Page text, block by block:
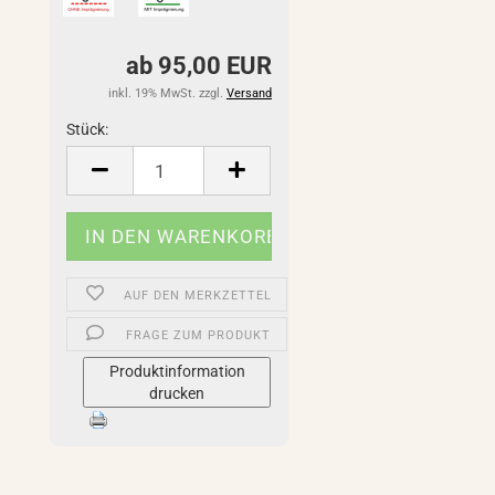
ab 95,00 EUR
inkl. 19% MwSt. zzgl. Versand
Stück:
Stück
AUF DEN MERKZETTEL
FRAGE ZUM PRODUKT
Produktinformation
drucken